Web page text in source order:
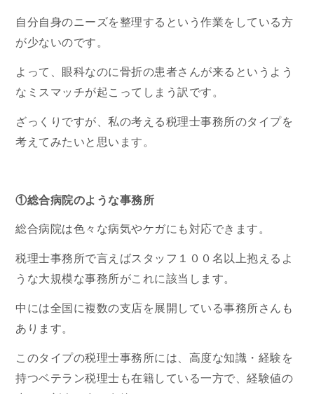
自分自身のニーズを整理するという作業をしている方
が少ないのです。
よって、眼科なのに骨折の患者さんが来るというよう
なミスマッチが起こってしまう訳です。
ざっくりですが、私の考える税理士事務所のタイプを
考えてみたいと思います。
①総合病院のような事務所
総合病院は色々な病気やケガにも対応できます。
税理士事務所で言えばスタッフ１００名以上抱えるよ
うな大規模な事務所がこれに該当します。
中には全国に複数の支店を展開している事務所さんも
あります。
このタイプの税理士事務所には、 高度な知識・経験を
持つベテラン税理士も在籍している一方で、経験値の